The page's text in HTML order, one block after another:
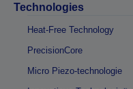
Technologies
Heat-Free Technology
PrecisionCore
Micro Piezo-technologie